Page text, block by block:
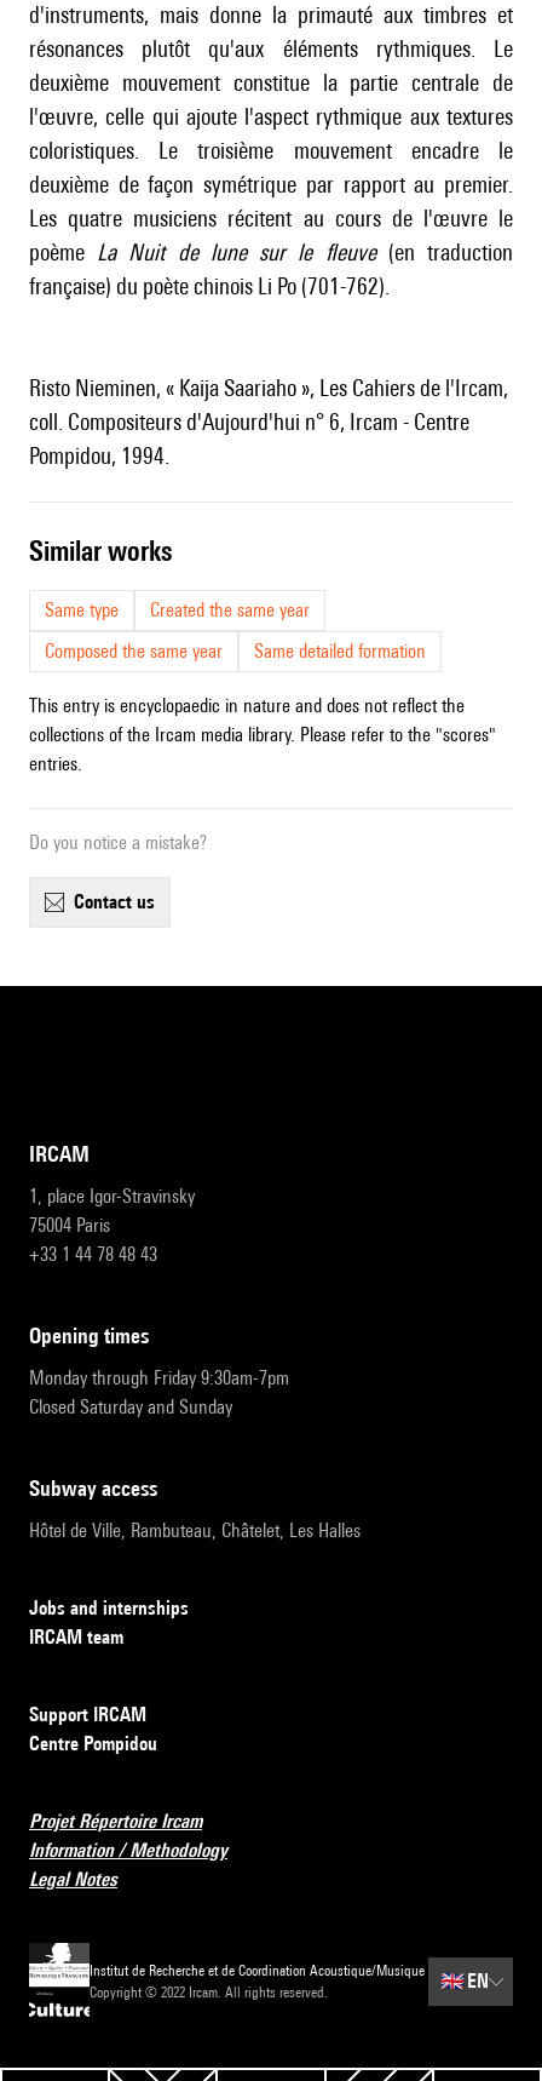
d'instruments, mais donne la primauté aux timbres et
résonances plutôt qu'aux éléments rythmiques. Le
deuxième mouvement constitue la partie centrale de
l'œuvre, celle qui ajoute l'aspect rythmique aux textures
coloristiques. Le troisième mouvement encadre le
deuxième de façon symétrique par rapport au premier.
Les quatre musiciens récitent au cours de l'œuvre le
poème La Nuit de lune sur le fleuve(en traduction
française) du poète chinois Li Po (701-762).
Risto Nieminen, « Kaija Saariaho », Les Cahiers de l'Ircam,
coll. Compositeurs d'Aujourd'hui n° 6, Ircam - Centre
Pompidou, 1994.
similar works
Same type
Created the same year
Composed the same year
Same detailed formation
This entry is encyclopaedic in nature and does not reflect the
collections of the Ircam media library. Please refer to the "scores"
entries.
Do you notice a mistake?
contact us
IRCAM
1, place Igor-Stravinsky
75004 Paris
+33 1 44 78 48 43
opening times
Monday through Friday 9:30am-7pm
Closed Saturday and Sunday
subway access
Hôtel de Ville, Rambuteau, Châtelet, Les Halles
Jobs and internships
IRCAM team
Support IRCAM
Centre Pompidou
Projet Répertoire Ircam
Information / Methodology
Legal Notes
Institut de Recherche et de Coordination Acoustique/Musique
Copyright © 2022 Ircam. All rights reserved.
🇬🇧 EN